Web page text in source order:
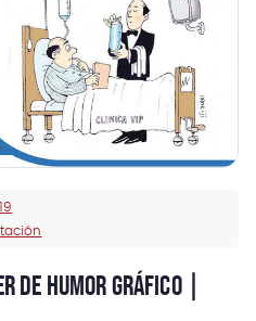
DE HUMOR GRÁFICO |